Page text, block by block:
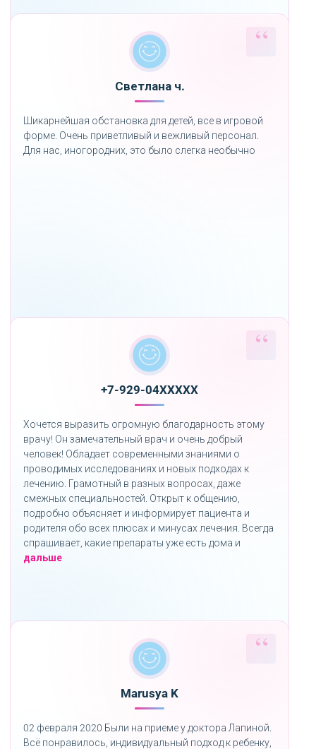
Светлана ч.
Шикарнейшая обстановка для детей, все в игровой
форме. Очень приветливый и вежливый персонал.
Для нас, иногородних, это было слегка необычно
+7-929-04XXXXX
Хочется выразить огромную благодарность этому
врачу! Он замечательный врач и очень добрый
человек! Обладает современными знаниями о
проводимых исследованиях и новых подходах к
лечению. Грамотный в разных вопросах, даже
смежных специальностей. Открыт к общению,
подробно объясняет и информирует пациента и
родителя обо всех плюсах и минусах лечения. Всегда
спрашивает, какие препараты уже есть дома и
дальше«»
Marusya K
02 февраля 2020 Были на приеме у доктора Лапиной.
Всё понравилось, индивидуальный подход к ребенку,